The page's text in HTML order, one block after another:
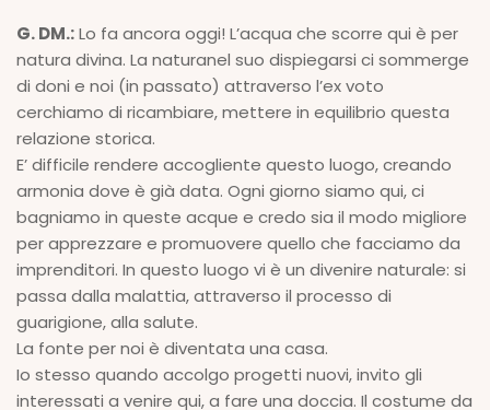
G. DM.:Lo fa ancora oggi! L’acqua che scorre qui è per
natura divina. La naturanel suo dispiegarsi ci sommerge
di doni e noi (in passato) attraverso l’ex voto
cerchiamo di ricambiare, mettere in equilibrio questa
relazione storica.
E’ difficile rendere accogliente questo luogo, creando
armonia dove è già data. Ogni giorno siamo qui, ci
bagniamo in queste acque e credo sia il modo migliore
per apprezzare e promuovere quello che facciamo da
imprenditori. In questo luogo vi è un divenire naturale: si
passa dalla malattia, attraverso il processo di
guarigione, alla salute.
La fonte per noi è diventata una casa.
Io stesso quando accolgo progetti nuovi, invito gli
interessati a venire qui, a fare una doccia. Il costume da